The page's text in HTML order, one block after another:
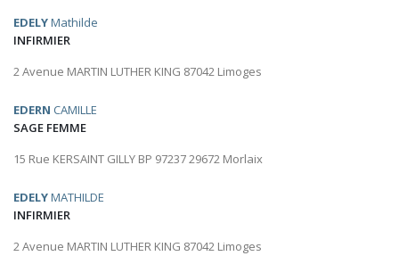
EDELYMathilde
INFIRMIER
2 Avenue MARTIN LUTHER KING 87042 Limoges
EDERN CAMILLE
SAGE FEMME
15 Rue KERSAINT GILLY BP 97237 29672 Morlaix
EDELYMATHILDE
INFIRMIER
2 Avenue MARTIN LUTHER KING 87042 Limoges